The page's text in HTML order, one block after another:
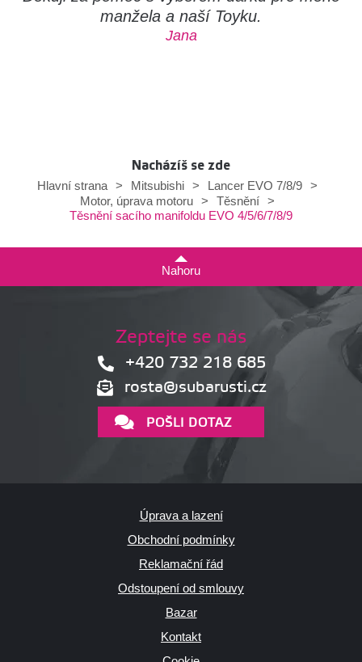
manžela a naší Toyku.
Jana
Nacházíš se zde
Hlavní strana
> Mitsubishi > Lancer EVO 7/8/9
>
Motor, úprava motoru
> Těsnění
>
Těsnění sacího manifoldu EVO 4/5/6/7/8/9
Nahoru
Zeptejte se nás
+420 732 218 685
rosta@subarusti.cz
POŠLI DOTAZ
Úprava a lazení
Obchodní podmínky
Reklamační řád
Odstoupení od smlouvy
Bazar
Kontakt